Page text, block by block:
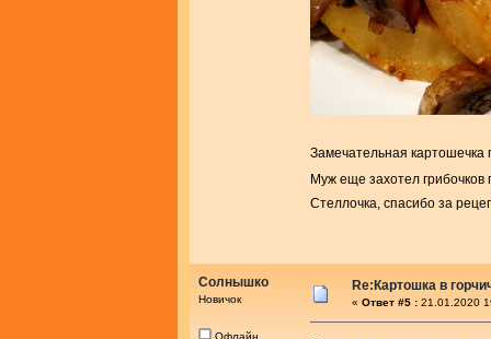
Замечательная картошечка
Муж еще захотел грибочков
Стеллочка, спасибо за
Солнышко
Новичок
Офлайн
Re:Картошка в
« Ответ #5 : 21.01.2020